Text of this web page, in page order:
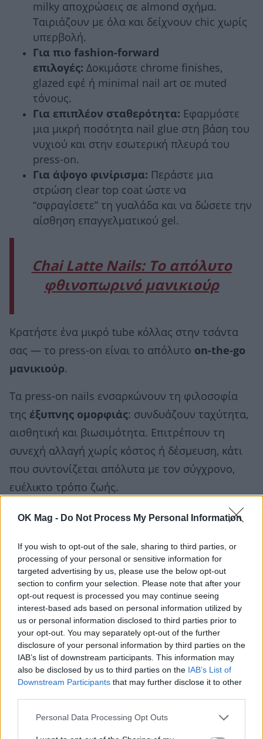
OK Mag - Do Not Process My Personal Information
If you wish to opt-out of the sale, sharing to third parties, or
processing of your personal or sensitive information for
targeted advertising by us, please use the below opt-out
section to confirm your selection. Please note that after your
opt-out request is processed you may continue seeing
interest-based ads based on personal information utilized by
us or personal information disclosed to third parties prior to
your opt-out. You may separately opt-out of the further
disclosure of your personal information by third parties on the
IAB’s list of downstream participants. This information may
also be disclosed by us to third parties on the IAB’s List of
Downstream Participants that may further disclose it to other
Personal Data Processing Opt Outs
milky αποχρώσεις σε almond σχήμα.
Ταιριάζουν με όλα και δείχνουν chic χωρίς
υπερβολή.
Για πιο fashion-forward
επιλογές: Δοκιμάστε chrome finishes,
glazed εφέ ή minimal nail art σε muted
τόνους.
Για επιπλέον σταθερότητα: Εφαρμόστε
μια μικρή ποσότητα nail glue στη βάση του
νυχιού και στην εσωτερική πλευρά του
press-on.
Για άψογο φινίρισμα: Περάστε μια
στρώση clear top coat ώστε να
“σφραγίσετε” τη γυαλάδα και να δώσετε την
αίσθηση επαγγελματικού gel.
Chai Latte Nails: Το απόλυτο
φθινοπωρινό μανικιούρ
Κρατήστε ένα μικρό tube κόλλας στην τσάντα
σας — το press-on είναι το απόλυτο on-the-go
μανικιούρ.
Τα press-on nails ενσαρκώνουν τη φιλοσοφία
της έξυπνης ομορφιάς: συνδυάζουν ταχύτητα,
αισθητική και βιωσιμότητα. Επιτρέπουν τη
συνεχή αλλαγή χωρίς κόστος ή δέσμευση, κάτι
που συντονίζεται απόλυτα με τον σύγχρονο,
ευέλικτο τρόπο ζωής.
Πλέον δεν θεωρούνται «λύση ανάγκης», αλλά
προσωπική εικόνα με τον ίδιο τρόπο που το
κάνει ένα κόσμημα ή ένα ζευγάρι γόβες.
Editor’s Note
Τα press-on nails δεν είναι απλώς μια τάση —
είναι μια νέα προσέγγιση στην ομορφιά . Ένα
εργαλείο που επιτρέπει σε κάθε γυναίκα να έχει
άψογο αποτέλεσμα, όποτε το θελήσει, χωρίς
περιορισμούς.
Είναι η απόδειξη πως η κομψότητα σήμερα δεν